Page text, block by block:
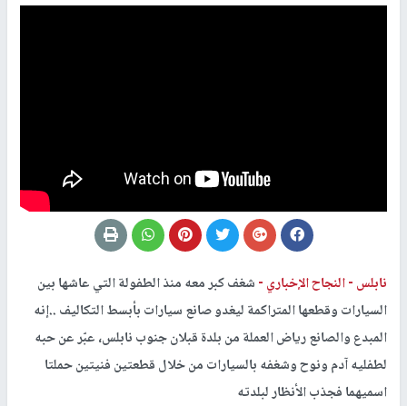
نابلس -النجاح الإخباري -شغف كبر معه منذ الطفولة التي عاشها بين
السيارات وقطعها المتراكمة ليغدو صانع سيارات بأبسط التكاليف ..إنه
المبدع والصانع رياض العملة من بلدة قبلان جنوب نابلس، عبّر عن حبه
لطفليه آدم ونوح وشغفه بالسيارات من خلال قطعتين فنيتين حملتا
اسميهما فجذب الأنظار لبلدته